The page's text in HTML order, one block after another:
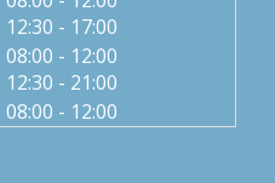
12:30 tot
- 17:00
08:00 tot
- 12:00
12:30 tot
- 21:00
08:00 - 12:00